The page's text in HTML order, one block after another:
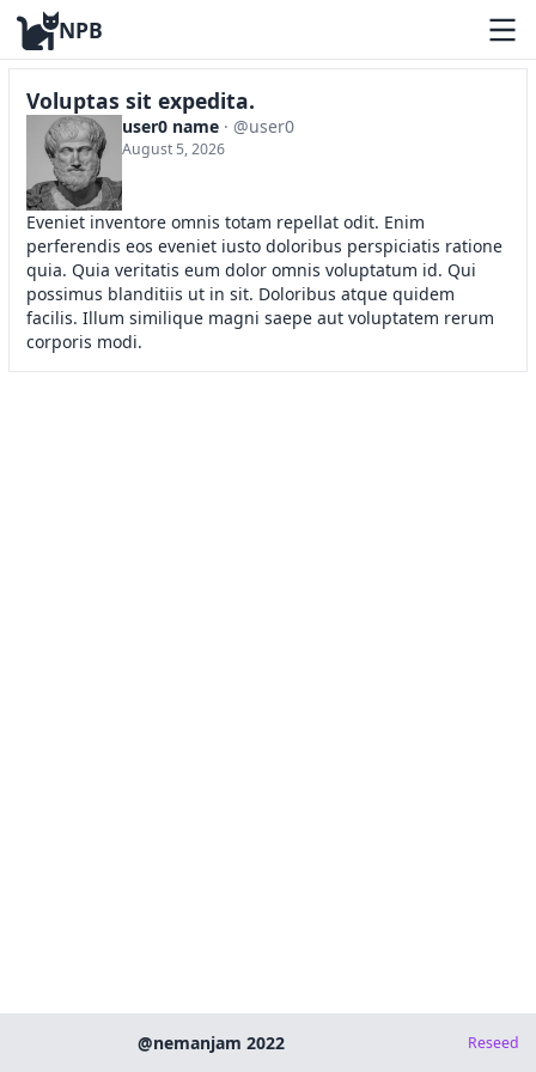
NPB
Voluptas sit expedita.
user0 name · @user0
August 5, 2026
Eveniet inventore omnis totam repellat odit. Enim
perferendis eos eveniet iusto doloribus perspiciatis ratione
quia. Quia veritatis eum dolor omnis voluptatum id. Qui
possimus blanditiis ut in sit. Doloribus atque quidem
facilis. Illum similique magni saepe aut voluptatem rerum
corporis modi.
@nemanjam 2022 Reseed